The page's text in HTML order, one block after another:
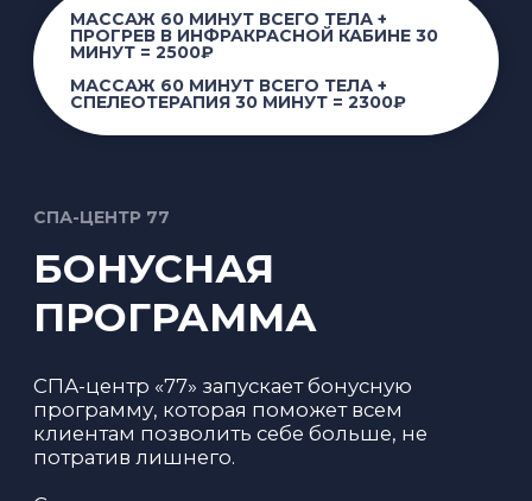
По истечении двух месяцев
неиспользованные бонусы «сгорают», - но
мы уверены, вы этого не допустите и
используете новые возможности от спа-
центра «77» по-максимуму! Любите
ухаживать за собой - примите от нас
комплимент вашей красоте в виде бонусов.
15 тыс. руб., в качестве предоплаты за услуги,